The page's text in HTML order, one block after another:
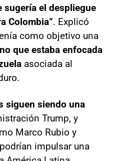
sugería el despliegue
Colombia”. Explicó
como objetivo una
que estaba enfocada
asociada al
siguen siendo una
Trump, y
Marco Rubio y
impulsar una